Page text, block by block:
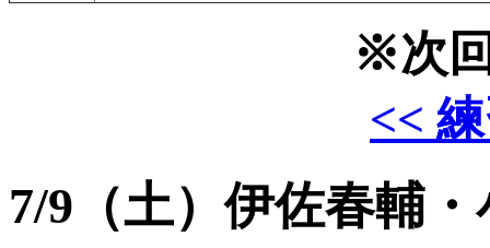
※次
<<
7/9（土）伊佐春輔